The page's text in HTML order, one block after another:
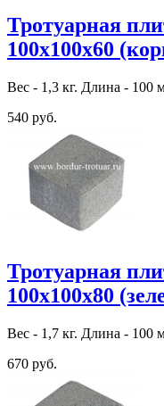
Тротуарная
100х100х60
Вес - 1,3 кг. Длина -
540 руб.
Тротуарная
100х100х80
Вес - 1,7 кг. Длина -
670 руб.